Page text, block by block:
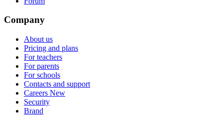
Company
About us
Pricing and plans
For teachers
For parents
For schools
Contacts and support
Careers New
Security
Brand